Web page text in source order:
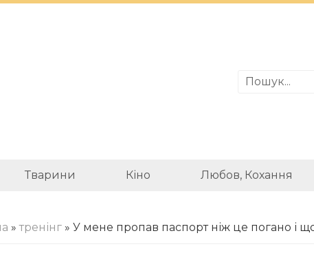
Тварини Кіно Любов, Кохання
»тренінг » У мене пропав паспорт ніж це погано і